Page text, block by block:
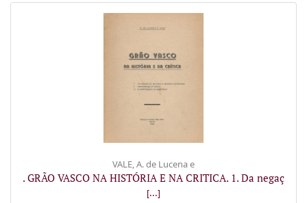
VALE, A. de Lucena e
. GRÃO VASCO NA HISTÓRIA E NA CRITICA. 1. Da negaç
[...]